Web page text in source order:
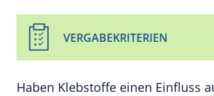
VERGABEKRITERIEN
Haben Klebstoffe einen Einfluss